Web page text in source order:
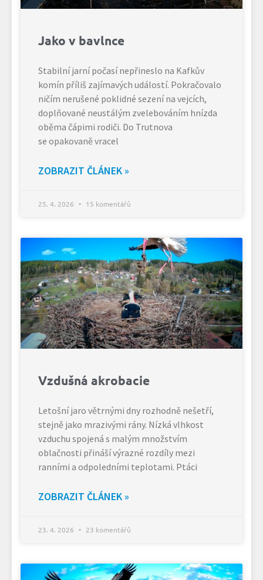
Jako v bavlnce
Stabilní jarní počasí nepřineslo na Kafkův
komín příliš zajímavých událostí. Pokračovalo
ničím nerušené poklidné sezení na vejcích,
doplňované neustálým zvelebováním hnízda
oběma čápimi rodiči. Do Trutnova
se opakovaně vracel
ZOBRAZIT ČLÁNEK »
25. 4. 2026 15 komentářů
Vzdušná akrobacie
Letošní jaro větrnými dny rozhodně nešetří,
stejně jako mrazivými rány. Nízká vlhkost
vzduchu spojená s malým množstvím
oblačnosti přináší výrazné rozdíly mezi
ranními a odpoledními teplotami. Ptáci
ZOBRAZIT ČLÁNEK »
23. 4. 2026 23 komentářů